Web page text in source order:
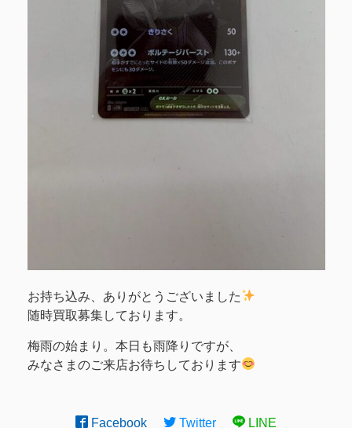
お持ち込み、ありがとうございました
随時買取募集しております。
梅雨の始まり。本日も雨降りですが、
みなさまのご来店お待ちしております
Facebook Twitter LINE